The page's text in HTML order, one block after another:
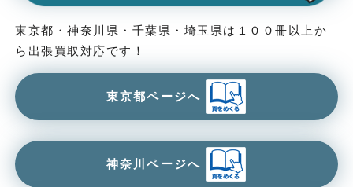
東京都・神奈川県・千葉県・埼玉県は１００冊以上か
ら出張買取対応です！
東京都ページへ
神奈川ページへ